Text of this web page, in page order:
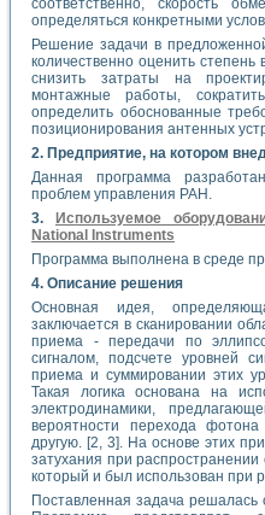
соответственно, скорость
определяться конкретными
Решение задачи в
количественно оценить
снизить затраты на
монтажные работы,
определить обоснованные
позиционирования антенных
2. Предприятие, на котором
Данная программа
проблем управления РАН.
3.
Используемое
National Instruments
Программа выполнена в среде
4. Описание решения
Основная идея,
заключается в сканировании
приема - передачи по
сигналом, подсчете уровней
приема и суммировании этих
Такая логика основана на
электродинамики,
вероятности перехода
другую. [2, 3]. На основе этих
затухания при
который и был использован при
Поставленная задача решалась